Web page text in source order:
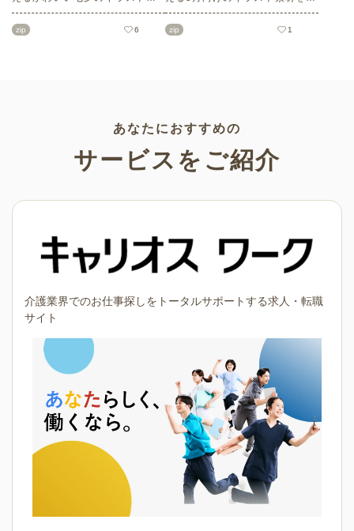
材をご紹介します。短冊の印刷
用テンプレート、飾り文字、使
zip 6
数ご紹介します。商用フリーの
可愛くておしゃれなイラスト素
さい！
zip 1
あなたにおすすめの
サービスをご紹介
介護業界でのお仕事探しをトータルサポートする求人・転職
サイト